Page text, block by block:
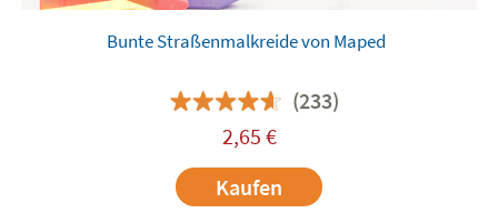
Bunte Straßenmalkreide von Maped
(233)
2,65 €
Kaufen